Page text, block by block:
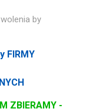
by
FIRMY
ZBIERAMY -